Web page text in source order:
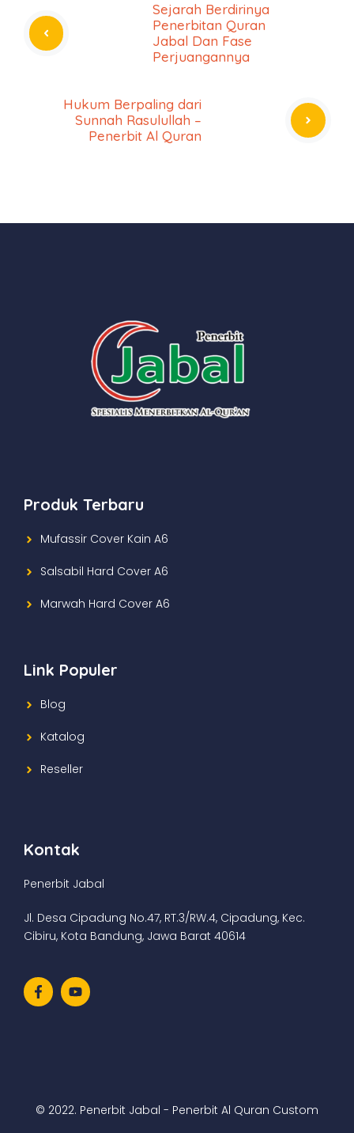
Sejarah Berdirinya
Penerbitan Quran
Jabal Dan Fase
Perjuangannya
Hukum Berpaling dari
Sunnah Rasulullah –
Penerbit Al Quran
Produk Terbaru
Mufassir Cover Kain A6
Salsabil Hard Cover A6
Marwah Hard Cover A6
Link Populer
Blog
Katalog
Reseller
Kontak
Penerbit Jabal
Jl. Desa Cipadung No.47, RT.3/RW.4, Cipadung, Kec.
Cibiru, Kota Bandung, Jawa Barat 40614
© 2022. Penerbit Jabal - Penerbit Al Quran Custom